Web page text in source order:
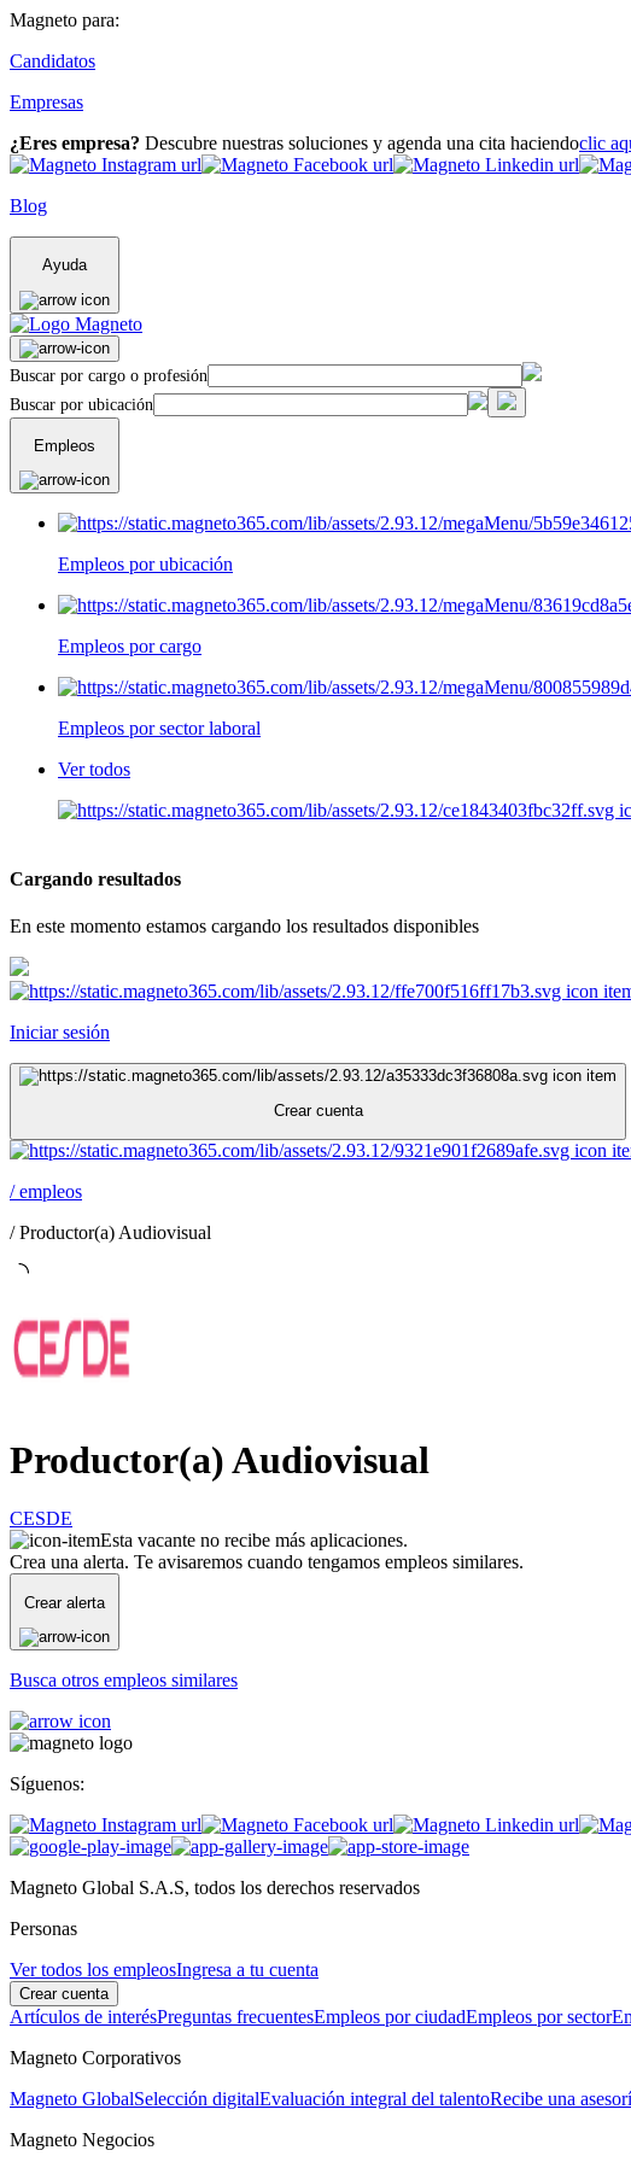
Magneto para:
Candidatos
Empresas
¿Eres empresa? Descubre nuestras soluciones y agenda una cita haciendoclic
Blog
Ayuda
Buscar por cargo o profesión
Buscar por ubicación
Empleos
Empleos por ubicación
Empleos por cargo
Empleos por sector laboral
Ver todos
Cargando resultados
En este momento estamos cargando los resultados disponibles
Iniciar sesión
Crear cuenta
/empleos
/Productor(a) Audiovisual
Productor(a) Audiovisual
CESDE
Esta vacante no recibe más aplicaciones.
Crea una alerta. Te avisaremos cuando tengamos empleos similares.
Crear alerta
Busca otros empleos similares
Síguenos:
Magneto Global S.A.S, todos los derechos reservados
Personas
Ver todos los empleosIngresa a tu cuenta
Crear cuenta
Artículos de interésPreguntas frecuentesEmpleos por ciudadEmpleos por sector
Magneto Corporativos
Magneto GlobalSelección digitalEvaluación integral del talentoRecibe una
Magneto Negocios